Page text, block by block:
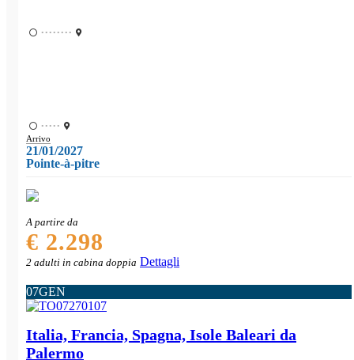
••••••••
•••••
Arrivo
21/01/2027
Pointe-à-pitre
A partire da
€ 2.298
2 adulti in cabina doppia Dettagli
07GEN
Italia, Francia, Spagna, Isole Baleari da
Palermo